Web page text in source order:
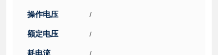
操作电压 /
额定电压 /